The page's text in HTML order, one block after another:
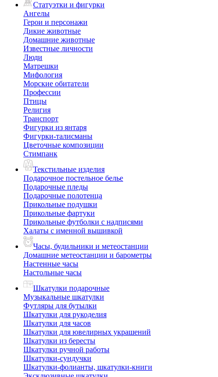
Статуэтки и фигурки
Ангелы
Герои и персонажи
Дикие животные
Домашние животные
Известные личности
Люди
Матрешки
Мифология
Морские обитатели
Профессии
Птицы
Религия
Транспорт
Фигурки из янтаря
Фигурки-талисманы
Цветочные композиции
Стимпанк
Текстильные изделия
Подарочное постельное белье
Подарочные пледы
Подарочные полотенца
Прикольные подушки
Прикольные фартуки
Прикольные футболки с надписями
Халаты с именной вышивкой
Часы, будильники и метеостанции
Домашние метеостанции и барометры
Настенные часы
Настольные часы
Шкатулки подарочные
Музыкальные шкатулки
Футляры для бутылки
Шкатулки для рукоделия
Шкатулки для часов
Шкатулки для ювелирных украшений
Шкатулки из бересты
Шкатулки ручной работы
Шкатулки-сундучки
Шкатулки-фолианты, шкатулки-книги